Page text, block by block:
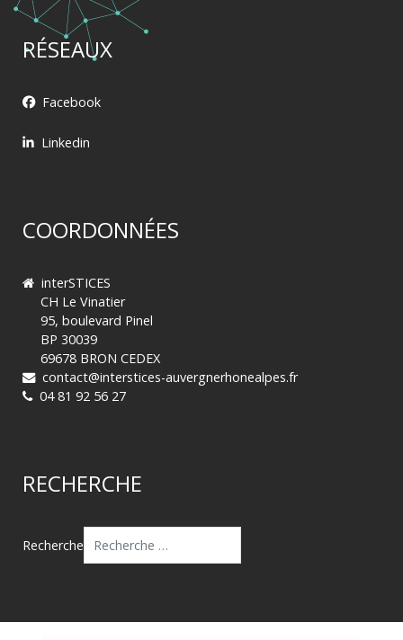
RÉSEAUX
Facebook
Linkedin
COORDONNÉES
interSTICES
CH Le Vinatier
95, boulevard Pinel
BP 30039
69678 BRON CEDEX
contact@interstices-auvergnerhonealpes.fr
04 81 92 56 27
RECHERCHE
Recherche